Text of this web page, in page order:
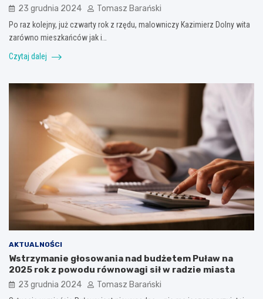
23 grudnia 2024 Tomasz Barański
Po raz kolejny, już czwarty rok z rzędu, malowniczy Kazimierz Dolny wita
zarówno mieszkańców jak i…
Czytaj dalej
AKTUALNOŚCI
Wstrzymanie głosowania nad budżetem Puław na
2025 rok z powodu równowagi sił w radzie miasta
23 grudnia 2024 Tomasz Barański